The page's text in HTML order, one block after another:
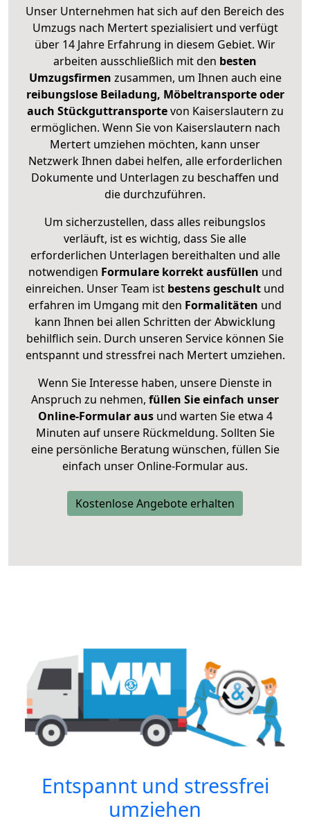
Unser Unternehmen hat sich auf den Bereich des
Umzugs nach Mertert spezialisiert und verfügt
über 14 Jahre Erfahrung in diesem Gebiet. Wir
arbeiten ausschließlich mit den besten
Umzugsfirmen zusammen, um Ihnen auch eine
reibungslose Beiladung, Möbeltransporte oder
auch Stückguttransportevon Kaiserslautern zu
ermöglichen. Wenn Sie von Kaiserslautern nach
Mertert umziehen möchten, kann unser
Netzwerk Ihnen dabei helfen, alle erforderlichen
Dokumente und Unterlagen zu beschaffen und
die durchzuführen.
Um sicherzustellen, dass alles reibungslos
verläuft, ist es wichtig, dass Sie alle
erforderlichen Unterlagen bereithalten und alle
notwendigen Formulare korrekt ausfüllen und
einreichen. Unser Team ist bestens geschult und
erfahren im Umgang mit den Formalitäten und
kann Ihnen bei allen Schritten der Abwicklung
behilflich sein. Durch unseren Service können Sie
entspannt und stressfrei nach Mertert umziehen.
Wenn Sie Interesse haben, unsere Dienste in
Anspruch zu nehmen, füllen Sie einfach unser
Online-Formular ausund warten Sie etwa 4
Minuten auf unsere Rückmeldung. Sollten Sie
eine persönliche Beratung wünschen, füllen Sie
einfach unser Online-Formular aus.
Kostenlose Angebote erhalten
Entspannt und stressfrei
umziehen